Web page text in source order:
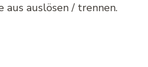
aus auslösen / trennen.